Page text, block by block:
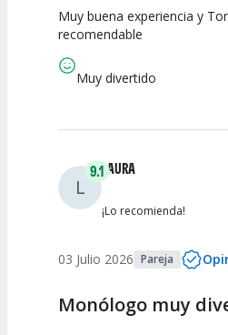
10
Espectáculo
10
Muy buena experiencia y
recomendable
Muy divertido
L
9.1LAURA
¡Lo recomienda!
03 Julio 2026 Pareja
Monólogo muy